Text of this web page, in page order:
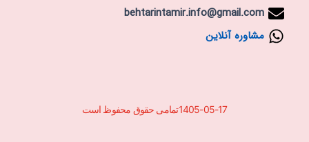
behtarintamir.info@gmail.com
مشاوره آنلاین
1405-05-17تمامی حقوق محفوظ است